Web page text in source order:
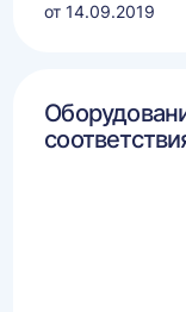
от 14.09.2019